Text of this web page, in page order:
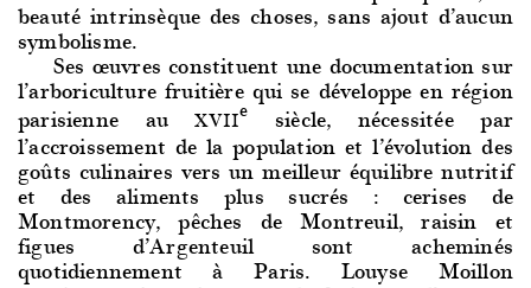
beauté intrinsèque des choses, sans ajout d’aucun
symbolisme.
Ses œuvres constituent une documentation sur
l’arboriculture fruitière qui se développe en région
parisienne auXVIIe siècle, nécessitée par
l’accroissement de la population et l’évolution des
goûts culinaires vers un meilleur équilibre nutritif
et des aliments plus sucrés : cerises de
Montmorency, pêches de Montreuil, raisin et
figues d’Argenteuil sont acheminés
quotidiennement à Paris. Louyse Moillon